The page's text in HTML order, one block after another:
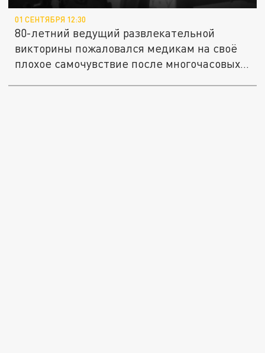
01 СЕНТЯБРЯ 12:30
80-летний ведущий развлекательной
викторины пожаловался медикам на своё
плохое самочувствие после многочасовых...